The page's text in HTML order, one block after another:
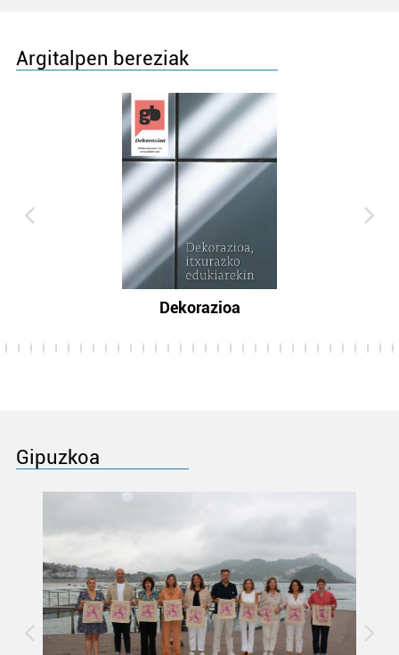
Argitalpen bereziak
Dekorazioa
Gipuzkoa